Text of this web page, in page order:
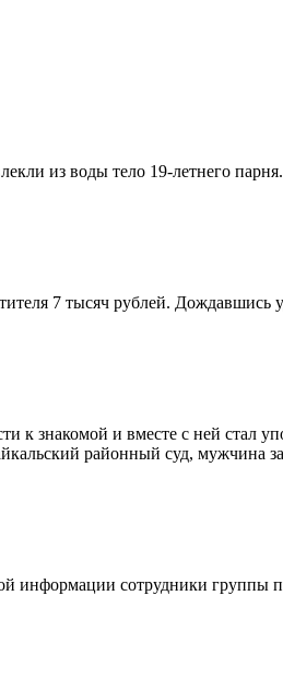
из воды тело 19-летнего
7 тысяч рублей.
к знакомой и вместе с ней стал
районный суд, мужчина
информации сотрудники